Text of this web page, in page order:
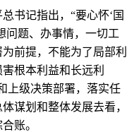
记指出，“要心怀‘国
问题、办事情，一切工
前提，不能为了局部利
根本利益和长远利
上级决策部署，落实任
谋划和整体发展去看，
账。